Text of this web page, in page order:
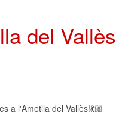
del Vallès
a l'Ametlla del Vallès!💃🏼